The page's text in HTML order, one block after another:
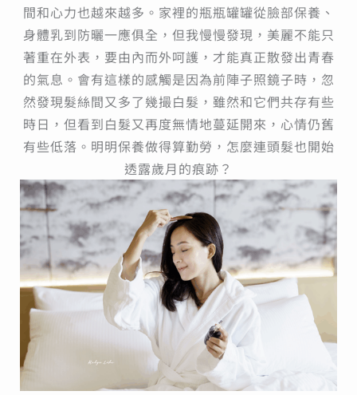
間和心力也越來越多。家裡的瓶瓶罐罐從臉部保養、
身體乳到防曬一應俱全，但我慢慢發現，美麗不能只
著重在外表，要由內而外呵護，才能真正散發出青春
的氣息。會有這樣的感觸是因為前陣子照鏡子時，忽
然發現髮絲間又多了幾撮白髮，雖然和它們共存有些
時日，但看到白髮又再度無情地蔓延開來，心情仍舊
有些低落。明明保養做得算勤勞，怎麼連頭髮也開始
透露歲月的痕跡？